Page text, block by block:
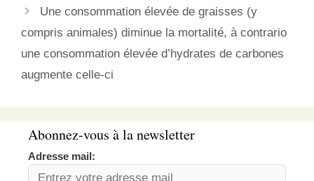
Une consommation élevée de graisses (y
compris animales) diminue la mortalité, à contrario
une consommation élevée d’hydrates de carbones
augmente celle-ci
Abonnez-vous à la newsletter
Adresse mail: